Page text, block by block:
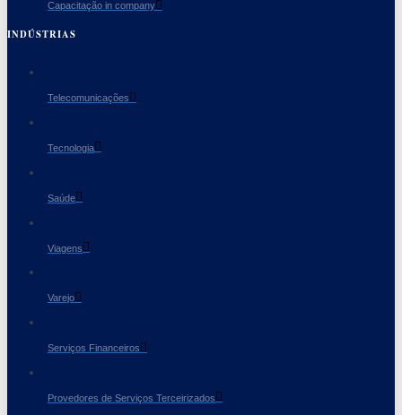
Capacitação in company
INDÚSTRIAS
Telecomunicações
Tecnologia
Saúde
Viagens
Varejo
Serviços Financeiros
Provedores de Serviços Terceirizados